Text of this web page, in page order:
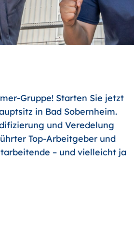
Gruppe! Starten Sie jetzt
in Bad Sobernheim.
und Veredelung
Top-Arbeitgeber und
– und vielleicht ja